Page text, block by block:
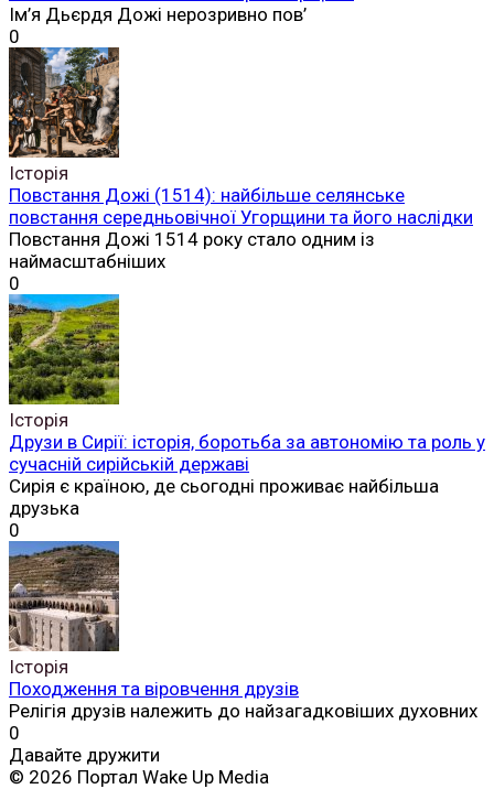
Ім’я Дьєрдя Дожі нерозривно пов’
0
Історія
Повстання Дожі (1514): найбільше селянське
повстання середньовічної Угорщини та його наслідки
Повстання Дожі 1514 року стало одним із
наймасштабніших
0
Історія
Друзи в Сирії: історія, боротьба за автономію та роль у
сучасній сирійській державі
Сирія є країною, де сьогодні проживає найбільша
друзька
0
Історія
Походження та віровчення друзів
Релігія друзів належить до найзагадковіших духовних
0
Давайте дружити
© 2026 Портал Wake Up Media